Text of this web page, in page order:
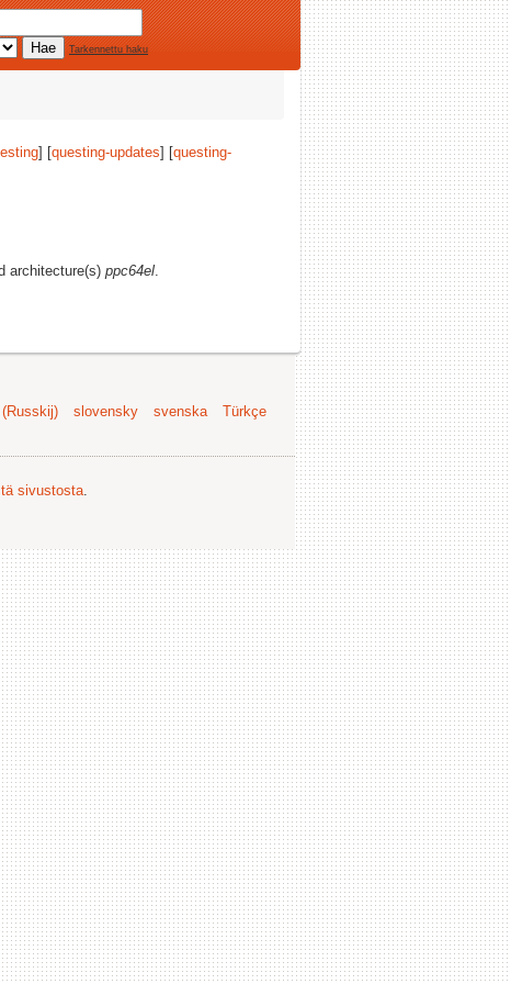
Tarkennettu haku
] [questing-updates] [questing-
architecture(s) ppc64el.
(Russkij) slovensky svenska
Türkçe
sivustosta.